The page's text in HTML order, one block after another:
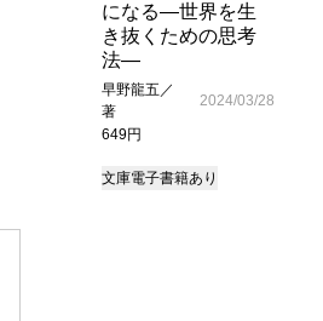
になる―世界を生
き抜くための思考
法―
早野龍五／
著
649円
2024/03/28
文庫電子書籍あり